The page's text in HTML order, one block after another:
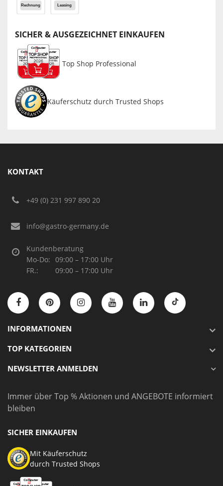
SICHER & AUSGEZEICHNET EINKAUFEN
Top Shop Professional
Käuferschutz durch Trusted Shops
KONTAKT
+49 (0) 231 997 890 20
info@gastro-germany.de
Kundenberatung
Mo-Do: 09:00 – 17:00 Uhr
FR.:
09:00 – 17:00 Uhr
INFORMATIONEN
TOP KATEGORIEN
NEWSLETTER ANMELDEN
Immer über Top % Aktionen und ANGEBOTE informiert
bleiben
SICHER EINKAUFEN
Mit Käuferschutz
durch Trusted Shops